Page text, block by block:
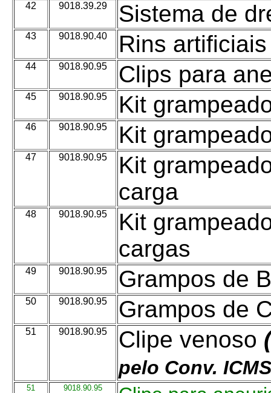
42 9018.39.29 Sistema de
43 9018.90.40 Rins artificiais
44 9018.90.95 Clips para
45 9018.90.95 Kit
46 9018.90.95 Kit
47 9018.90.95
Kit
carga
48 9018.90.95
Kit
cargas
49 9018.90.95 Grampos de
50 9018.90.95 Grampos de
51 9018.90.95 Clipe venoso (
pelo Conv. ICMS
51 9018.90.95